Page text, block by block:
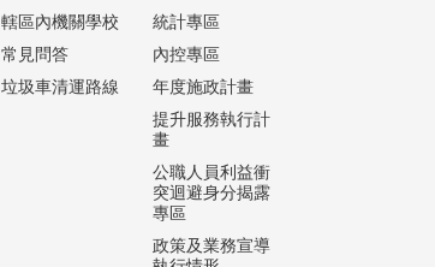
轄區內機關學校
常見問答
垃圾車清運路線
統計專區
內控專區
年度施政計畫
提升服務執行計
畫
公職人員利益衝
突迴避身分揭露
專區
政策及業務宣導